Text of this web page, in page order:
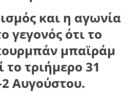
και η αγωνία
γεγονός ότι το
μπαϊράμ
το τριήμερο 31
2 Αυγούστου.